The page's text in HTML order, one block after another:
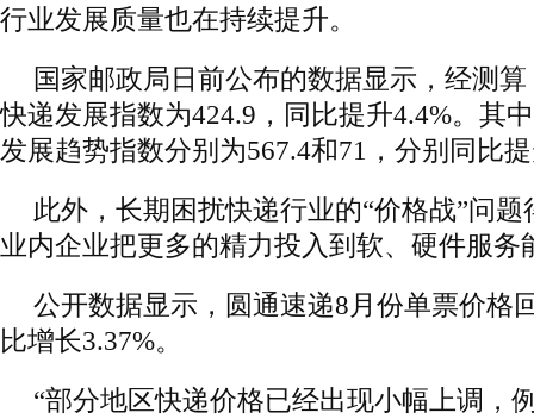
行业发展质量也在持续提升。
国家邮政局日前公布的数据显示，经测
快递发展指数为424.9，同比提升4.4%。其
发展趋势指数分别为567.4和71，分别同比
此外，长期困扰快递行业的“价格战”问
业内企业把更多的精力投入到软、硬件服务
公开数据显示，圆通速递8月份单票价格
比增长3.37%。
“部分地区快递价格已经出现小幅上调，